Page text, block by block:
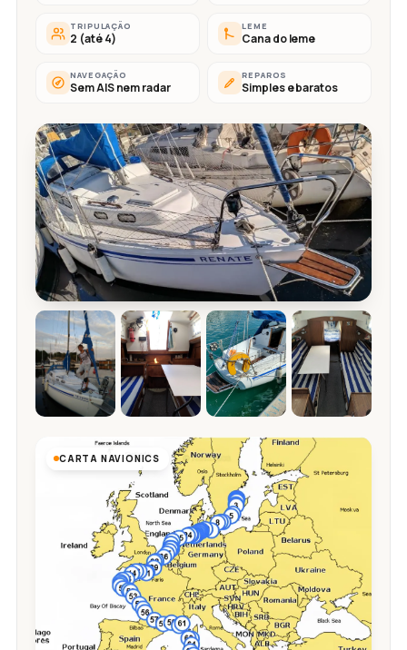
TRIPULAÇÃO
2 (até 4)
LEME
Cana do leme
NAVEGAÇÃO
Sem AIS nem radar
REPAROS
Simples e baratos
CARTA NAVIONICS